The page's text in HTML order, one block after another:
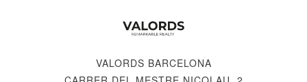
VALORDS BARCELONA